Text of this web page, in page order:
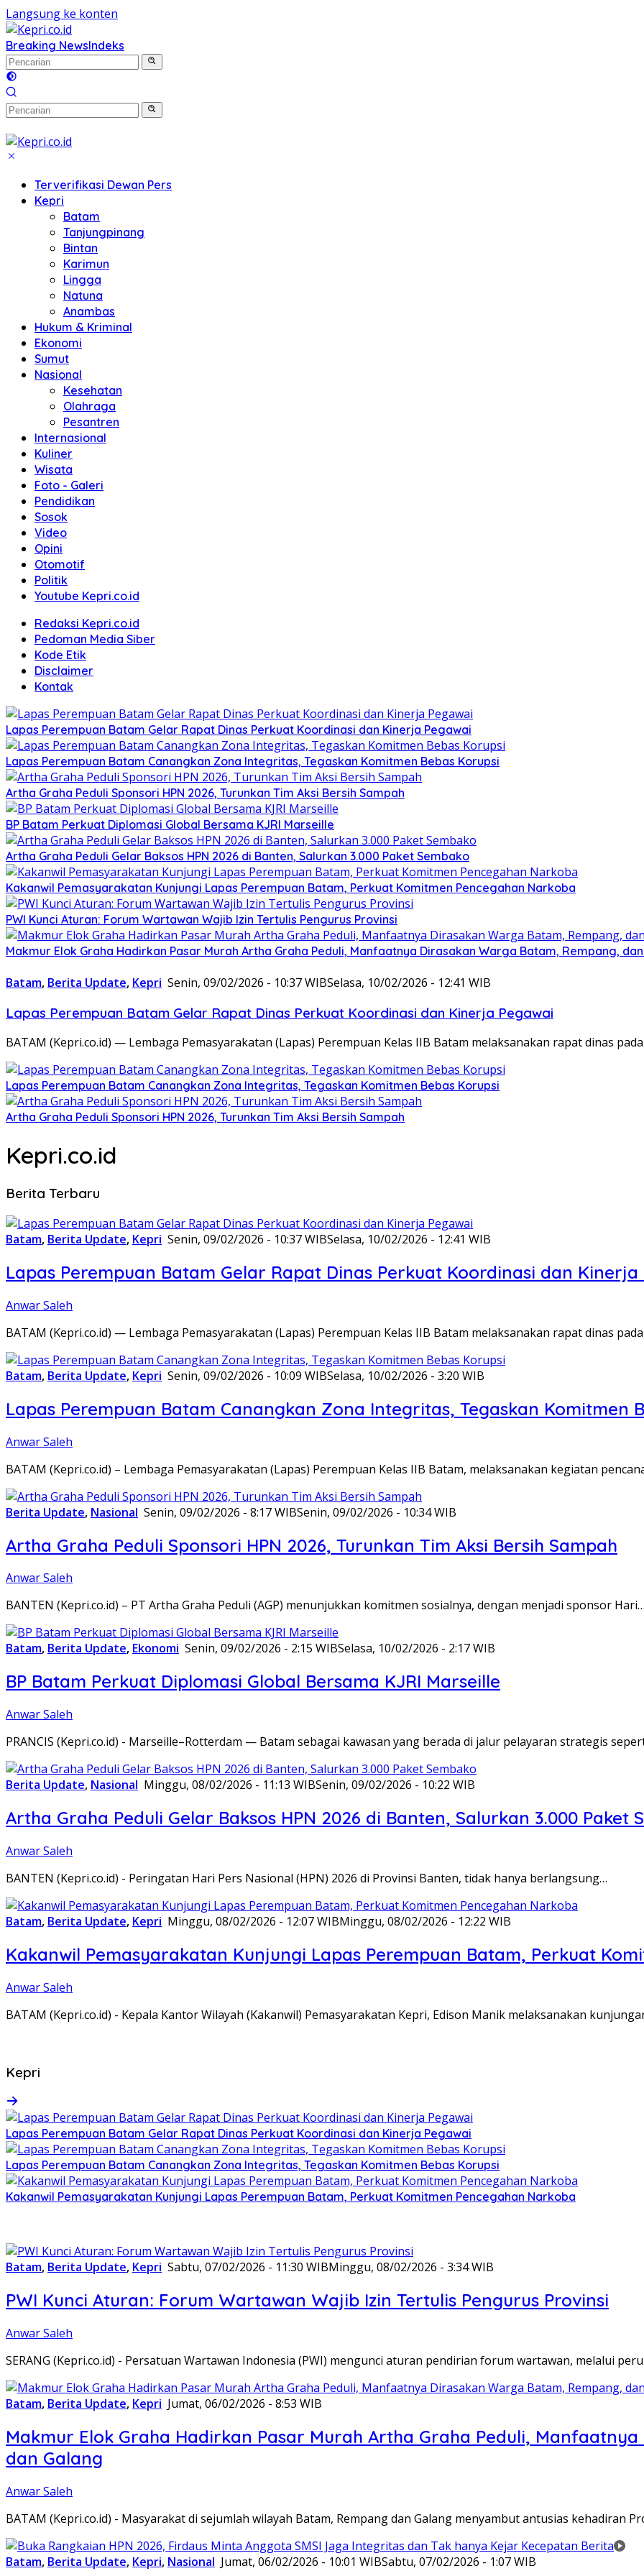
Langsung ke konten
Breaking NewsIndeks
Terverifikasi Dewan Pers
Kepri
Batam
Tanjungpinang
Bintan
Karimun
Lingga
Natuna
Anambas
Hukum & Kriminal
Ekonomi
Sumut
Nasional
Kesehatan
Olahraga
Pesantren
Internasional
Kuliner
Wisata
Foto - Galeri
Pendidikan
Sosok
Video
Opini
Otomotif
Politik
Youtube Kepri.co.id
Redaksi Kepri.co.id
Pedoman Media Siber
Kode Etik
Disclaimer
Kontak
Lapas Perempuan Batam Gelar Rapat Dinas Perkuat Koordinasi dan Kinerja Pegawai
Lapas Perempuan Batam Canangkan Zona Integritas, Tegaskan Komitmen Bebas Korupsi
Artha Graha Peduli Sponsori HPN 2026, Turunkan Tim Aksi Bersih Sampah
BP Batam Perkuat Diplomasi Global Bersama KJRI Marseille
Artha Graha Peduli Gelar Baksos HPN 2026 di Banten, Salurkan 3.000 Paket Sembako
Kakanwil Pemasyarakatan Kunjungi Lapas Perempuan Batam, Perkuat Komitmen Pencegahan Narkoba
PWI Kunci Aturan: Forum Wartawan Wajib Izin Tertulis Pengurus Provinsi
Makmur Elok Graha Hadirkan Pasar Murah Artha Graha Peduli, Manfaatnya Dirasakan Warga Batam, Rempang,
Batam, Berita Update, Kepri Senin, 09/02/2026 - 10:37 WIBSelasa, 10/02/2026 - 12:41 WIB
Lapas Perempuan Batam Gelar Rapat Dinas Perkuat Koordinasi dan Kinerja Pegawai
BATAM (Kepri.co.id) — Lembaga Pemasyarakatan (Lapas) Perempuan Kelas IIB Batam melaksanakan rapat dinas
Lapas Perempuan Batam Canangkan Zona Integritas, Tegaskan Komitmen Bebas Korupsi
Artha Graha Peduli Sponsori HPN 2026, Turunkan Tim Aksi Bersih Sampah
Kepri.co.id
Berita Terbaru
Batam, Berita Update, Kepri Senin, 09/02/2026 - 10:37 WIBSelasa, 10/02/2026 - 12:41 WIB
Lapas Perempuan Batam Gelar Rapat Dinas Perkuat Koordinasi dan Kinerja
Anwar Saleh
BATAM (Kepri.co.id) — Lembaga Pemasyarakatan (Lapas) Perempuan Kelas IIB Batam melaksanakan rapat dinas
Batam, Berita Update, Kepri Senin, 09/02/2026 - 10:09 WIBSelasa, 10/02/2026 - 3:20 WIB
Lapas Perempuan Batam Canangkan Zona Integritas, Tegaskan Komitmen
Anwar Saleh
BATAM (Kepri.co.id) – Lembaga Pemasyarakatan (Lapas) Perempuan Kelas IIB Batam, melaksanakan kegiatan
Berita Update, Nasional Senin, 09/02/2026 - 8:17 WIBSenin, 09/02/2026 - 10:34 WIB
Artha Graha Peduli Sponsori HPN 2026, Turunkan Tim Aksi Bersih Sampah
Anwar Saleh
BANTEN (Kepri.co.id) – PT Artha Graha Peduli (AGP) menunjukkan komitmen sosialnya, dengan menjadi sponsor Hari…
Batam, Berita Update, Ekonomi Senin, 09/02/2026 - 2:15 WIBSelasa, 10/02/2026 - 2:17 WIB
BP Batam Perkuat Diplomasi Global Bersama KJRI Marseille
Anwar Saleh
PRANCIS (Kepri.co.id) - Marseille–Rotterdam — Batam sebagai kawasan yang berada di jalur pelayaran strategis
Berita Update, Nasional Minggu, 08/02/2026 - 11:13 WIBSenin, 09/02/2026 - 10:22 WIB
Artha Graha Peduli Gelar Baksos HPN 2026 di Banten, Salurkan 3.000 Paket
Anwar Saleh
BANTEN (Kepri.co.id) - Peringatan Hari Pers Nasional (HPN) 2026 di Provinsi Banten, tidak hanya berlangsung…
Batam, Berita Update, Kepri Minggu, 08/02/2026 - 12:07 WIBMinggu, 08/02/2026 - 12:22 WIB
Kakanwil Pemasyarakatan Kunjungi Lapas Perempuan Batam, Perkuat
Anwar Saleh
BATAM (Kepri.co.id) - Kepala Kantor Wilayah (Kakanwil) Pemasyarakatan Kepri, Edison Manik melaksanakan
Kepri
Lapas Perempuan Batam Gelar Rapat Dinas Perkuat Koordinasi dan Kinerja Pegawai
Lapas Perempuan Batam Canangkan Zona Integritas, Tegaskan Komitmen Bebas Korupsi
Kakanwil Pemasyarakatan Kunjungi Lapas Perempuan Batam, Perkuat Komitmen Pencegahan Narkoba
Batam, Berita Update, Kepri Sabtu, 07/02/2026 - 11:30 WIBMinggu, 08/02/2026 - 3:34 WIB
PWI Kunci Aturan: Forum Wartawan Wajib Izin Tertulis Pengurus Provinsi
Anwar Saleh
SERANG (Kepri.co.id) - Persatuan Wartawan Indonesia (PWI) mengunci aturan pendirian forum wartawan, melalui
Batam, Berita Update, Kepri Jumat, 06/02/2026 - 8:53 WIB
Makmur Elok Graha Hadirkan Pasar Murah Artha Graha Peduli,
dan Galang
Anwar Saleh
BATAM (Kepri.co.id) - Masyarakat di sejumlah wilayah Batam, Rempang dan Galang menyambut antusias kehadiran
Batam, Berita Update, Kepri, Nasional Jumat, 06/02/2026 - 10:01 WIBSabtu, 07/02/2026 - 1:07 WIB